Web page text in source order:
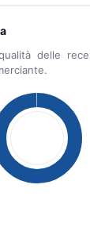
delle